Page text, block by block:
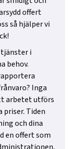
offert
så hjälper vi
i
behov.
Inga
arbetet utförs
Tiden
och dina
en offert som